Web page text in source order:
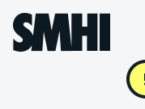
Hoppa till sidans innehåll